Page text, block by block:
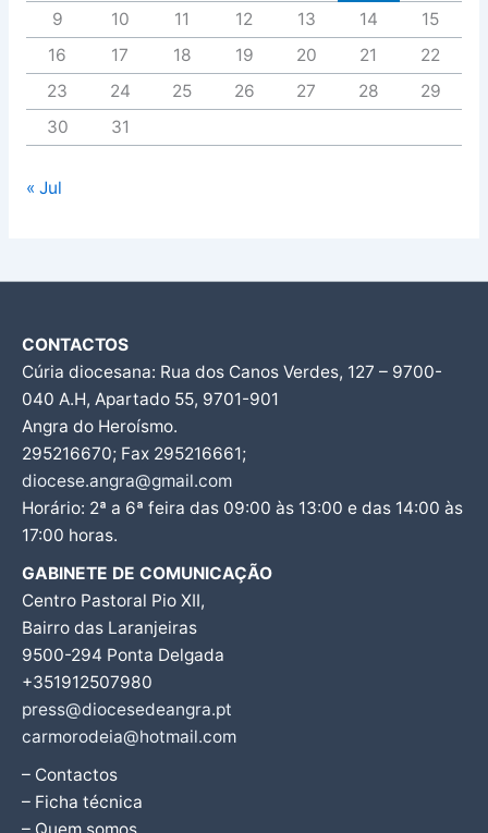
9
10 11 12 13 14
15
16
17 18 19 20 21
22
23
24 25 26 27 28
29
30
31
« Jul
CONTACTOS
Cúria diocesana: Rua dos Canos Verdes, 127 – 9700-
040 A.H, Apartado 55, 9701-901
Angra do Heroísmo.
295216670; Fax 295216661;
diocese.angra@gmail.com
Horário: 2ª a 6ª feira das 09:00 às 13:00 e das 14:00 às
17:00 horas.
GABINETE DE COMUNICAÇÃO
Centro Pastoral Pio XII,
Bairro das Laranjeiras
9500-294 Ponta Delgada
+351912507980
press@diocesedeangra.pt
carmorodeia@hotmail.com
– Contactos
– Ficha técnica